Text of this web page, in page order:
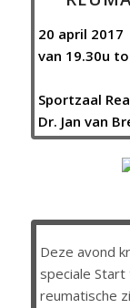
20 april 2017
van 19.30u
Sportzaal
Dr. Jan van
Deze avond
speciale Start
reumatische